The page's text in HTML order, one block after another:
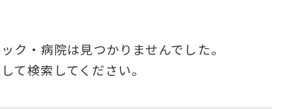
ク・病院は見つかりませんでした。
て検索してください。